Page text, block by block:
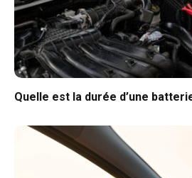
Quelle est la durée d’une